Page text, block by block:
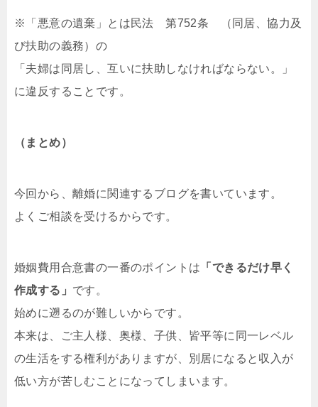
※「悪意の遺棄」とは民法 第752条 （同居、協力及
び扶助の義務）の
「夫婦は同居し、互いに扶助しなければならない。」
に違反することです。
（まとめ）
今回から、離婚に関連するブログを書いています。
よくご相談を受けるからです。
婚姻費用合意書の一番のポイントは 「できるだけ早く
作成する」 です。
始めに遡るのが難しいからです。
本来は、ご主人様、奥様、子供、皆平等に同一レベル
の生活をする権利がありますが、別居になると収入が
低い方が苦しむことになってしまいます。